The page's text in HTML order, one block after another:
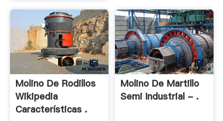
Molino De Rodillos
Wikipedia
Características .
Molino De Martillo
Semi Industrial - .